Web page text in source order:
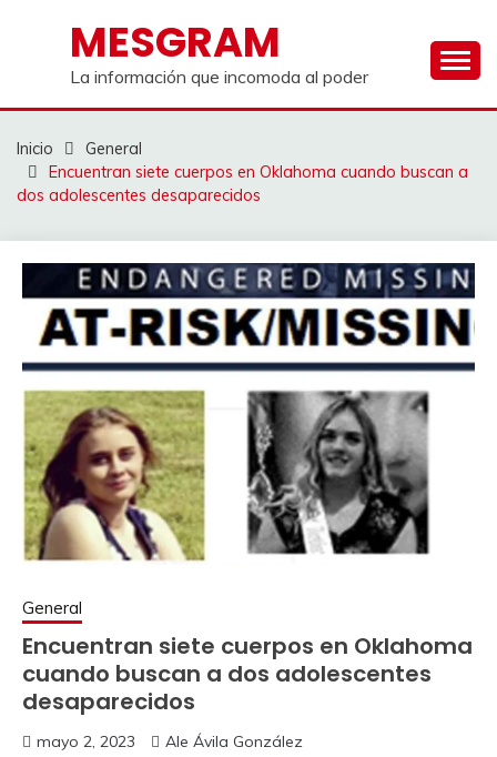
contenidoMESGRAM
La información que incomoda al poder
Inicio
General
Encuentran siete cuerpos en Oklahoma cuando buscan a
dos adolescentes desaparecidos
General
Encuentran siete cuerpos en Oklahoma
cuando buscan a dos adolescentes
desaparecidos
mayo 2, 2023 Ale Ávila González